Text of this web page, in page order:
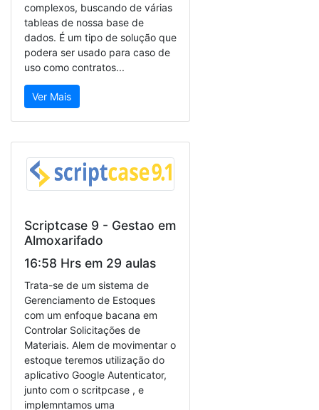
complexos, buscando de várias
tableas de nossa base de
dados. É um tipo de solução que
podera ser usado para caso de
uso como contratos...
Ver Mais
Scriptcase 9 - Gestao em
Almoxarifado
16:58 Hrs em 29 aulas
Trata-se de um sistema de
Gerenciamento de Estoques
com um enfoque bacana em
Controlar Solicitações de
Materiais. Alem de movimentar o
estoque teremos utilização do
aplicativo Google Autenticator,
junto com o scritpcase , e
implemntamos uma